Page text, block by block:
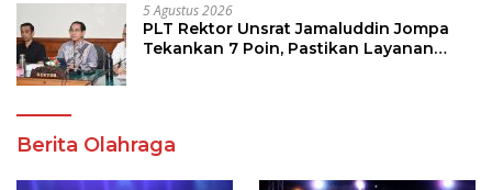
5 Agustus 2026
PLT Rektor Unsrat Jamaluddin Jompa
Tekankan 7 Poin, Pastikan Layanan
Berita Olahraga